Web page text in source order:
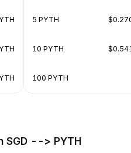
5 PYTH
10 PYTH
100 PYTH
SGD --> PYTH